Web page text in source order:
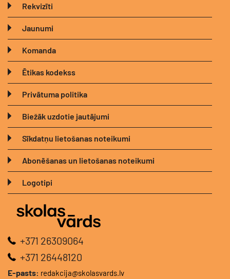
Rekvizīti
Jaunumi
Komanda
Ētikas kodekss
Privātuma politika
Biežāk uzdotie jautājumi
Sīkdatņu lietošanas noteikumi
Abonēšanas un lietošanas noteikumi
Logotipi
+371 26309064
+371 26448120
E-pasts: redakcija@skolasvards.lv